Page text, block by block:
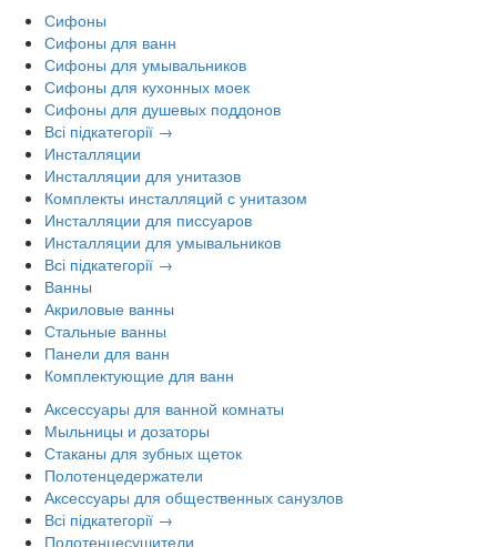
Сифоны
Сифоны для ванн
Сифоны для умывальников
Сифоны для кухонных моек
Сифоны для душевых поддонов
Всі підкатегорії →
Инсталляции
Инсталляции для унитазов
Комплекты инсталляций с унитазом
Инсталляции для писсуаров
Инсталляции для умывальников
Всі підкатегорії →
Ванны
Акриловые ванны
Стальные ванны
Панели для ванн
Комплектующие для ванн
Аксессуары для ванной комнаты
Мыльницы и дозаторы
Стаканы для зубных щеток
Полотенцедержатели
Аксессуары для общественных санузлов
Всі підкатегорії →
Полотенцесушители